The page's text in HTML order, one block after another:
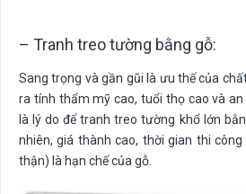
– Tranh treo tường bằng gỗ:
Sang trọng và gần gũi là ưu thế của
ra tính thẩm mỹ cao, tuổi thọ cao và
là lý do để tranh treo tường khổ lớn
nhiên, giá thành cao, thời gian thi
thận) là hạn chế của gỗ.